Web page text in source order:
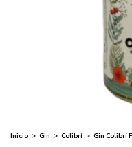
Inicio > Gin > Colibrí > Gin Colibrí